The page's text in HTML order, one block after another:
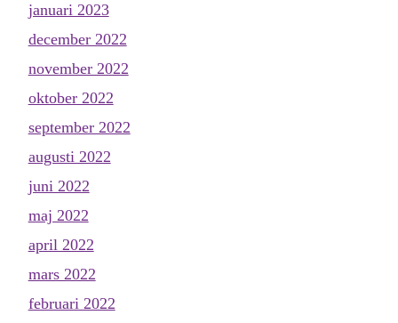
januari 2023
december 2022
november 2022
oktober 2022
september 2022
augusti 2022
juni 2022
maj 2022
april 2022
mars 2022
februari 2022